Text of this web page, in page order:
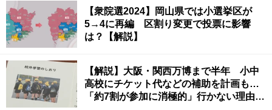
【衆院選2024】岡山県では小選挙区が
5→4に再編 区割り変更で投票に影響
は？【解説】
【解説】大阪・関西万博まで半年 小中
高校にチケット代などの補助を計画も…
「約7割が参加に消極的」行かない理由